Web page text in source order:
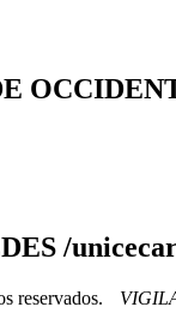
/
reservados.